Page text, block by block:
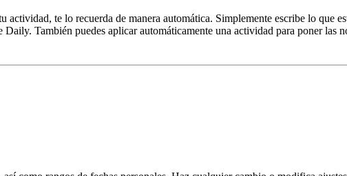
actividad, te lo recuerda de manera automática. Simplemente escribe lo que
También puedes aplicar automáticamente una actividad para poner las